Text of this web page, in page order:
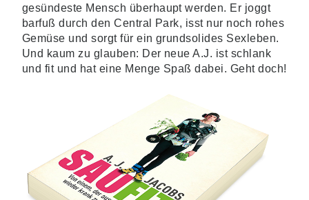
gesündeste Mensch überhaupt werden. Er joggt
barfuß durch den Central Park, isst nur noch rohes
Gemüse und sorgt für ein grundsolides Sexleben.
Und kaum zu glauben: Der neue A.J. ist schlank
und fit und hat eine Menge Spaß dabei. Geht doch!